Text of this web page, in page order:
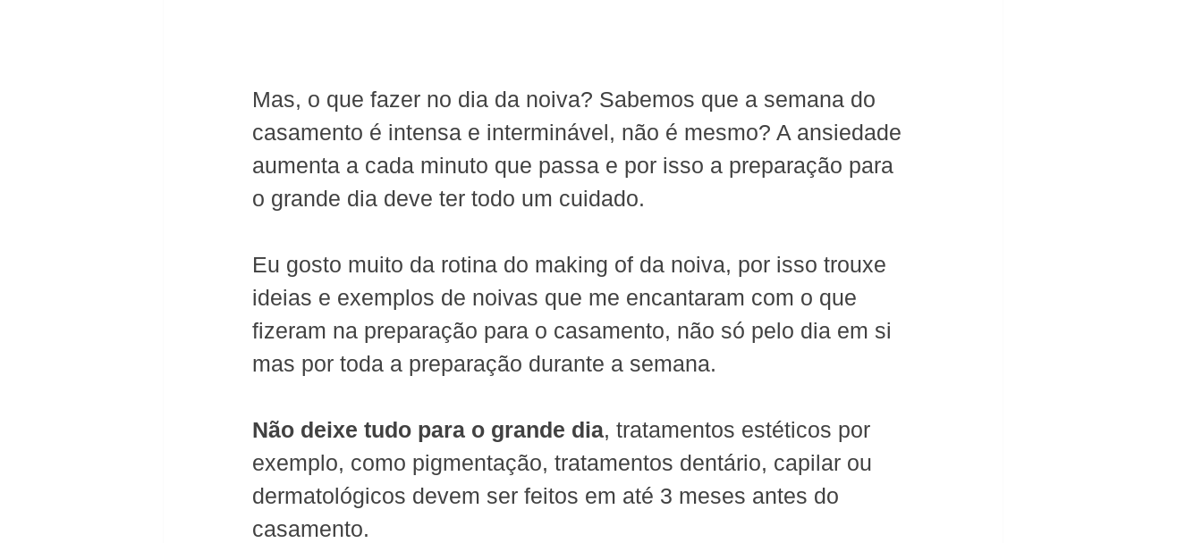
Mas, o que fazer no dia da noiva? Sabemos que a semana do
casamento é intensa e interminável, não é mesmo? A ansiedade
aumenta a cada minuto que passa e por isso a preparação para
o grande dia deve ter todo um cuidado.
Eu gosto muito da rotina do making of da noiva, por isso trouxe
ideias e exemplos de noivas que me encantaram com o que
fizeram na preparação para o casamento, não só pelo dia em si
mas por toda a preparação durante a semana.
Não deixe tudo para o grande dia, tratamentos estéticos por
exemplo, como pigmentação, tratamentos dentário, capilar ou
dermatológicos devem ser feitos em até 3 meses antes do
casamento.